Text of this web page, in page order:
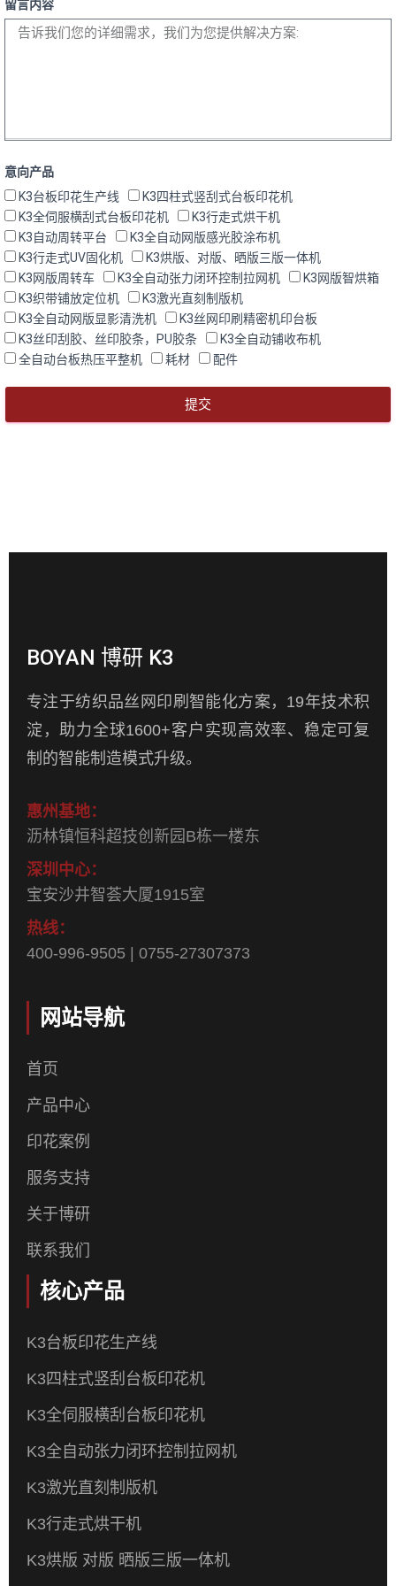
留言内容
意向产品
K3台板印花生产线
K3四柱式竖刮式台板印花机
K3全伺服横刮式台板印花机
K3行走式烘干机
K3自动周转平台
K3全自动网版感光胶涂布机
K3行走式UV固化机
K3烘版、对版、晒版三版一体机
K3网版周转车
K3全自动张力闭环控制拉网机
K3网版智烘箱
K3织带铺放定位机
K3激光直刻制版机
K3全自动网版显影清洗机
K3丝网印刷精密机印台板
K3丝印刮胶、丝印胶条，PU胶条
K3全自动铺收布机
全自动台板热压平整机
耗材 配件
提交
BOYAN 博研 K3
专注于纺织品丝网印刷智能化方案，19年技术积
淀，助力全球1600+客户实现高效率、稳定可复
制的智能制造模式升级。
惠州基地：
沥林镇恒科超技创新园B栋一楼东
深圳中心：
宝安沙井智荟大厦1915室
热线：
400-996-9505 | 0755-27307373
网站导航
首页
产品中心
印花案例
服务支持
关于博研
联系我们
核心产品
K3台板印花生产线
K3四柱式竖刮台板印花机
K3全伺服横刮台板印花机
K3全自动张力闭环控制拉网机
K3激光直刻制版机
K3行走式烘干机
K3烘版 对版 晒版三版一体机